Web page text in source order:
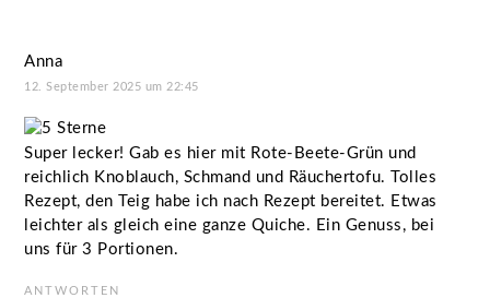
Anna
12. September 2025 um 22:45
Super lecker! Gab es hier mit Rote-Beete-Grün und
reichlich Knoblauch, Schmand und Räuchertofu. Tolles
Rezept, den Teig habe ich nach Rezept bereitet. Etwas
leichter als gleich eine ganze Quiche. Ein Genuss, bei
uns für 3 Portionen.
ANTWORTEN